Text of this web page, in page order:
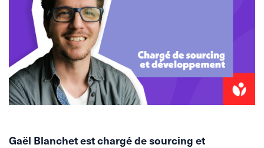
Gaël Blanchet est chargé de sourcing et